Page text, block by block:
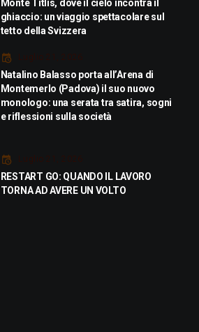
Monte Titlis, dove il cielo incontra il
ghiaccio: un viaggio spettacolare sul
tetto della Svizzera
Luglio 21, 2026
Natalino Balasso porta all’Arena di
Montemerlo (Padova) il suo nuovo
monologo: una serata tra satira, sogni
e riflessioni sulla società
Luglio 21, 2026
RESTART GO: QUANDO IL LAVORO
TORNA AD AVERE UN VOLTO